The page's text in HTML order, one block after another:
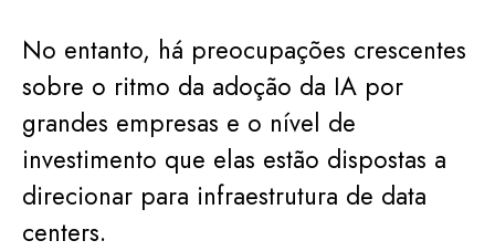
No entanto, há preocupações crescentes
sobre o ritmo da adoção da IA por
grandes empresas e o nível de
investimento que elas estão dispostas a
direcionar para infraestrutura de data
centers.